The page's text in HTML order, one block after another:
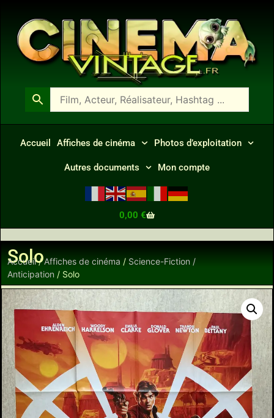
Accueil Affiches de cinéma Photos d’exploitation
Autres documents Mon compte
0,00 €
Solo
Accueil/Affiches de cinéma / Science-Fiction /
Anticipation / Solo